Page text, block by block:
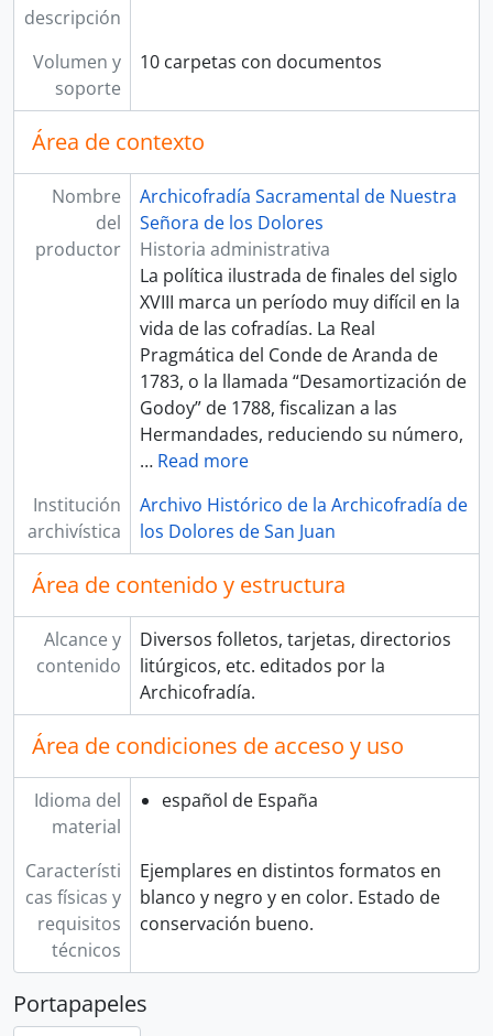
descripción
Volumen y
soporte
10 carpetas con documentos
Área de contexto
Nombre
del
productor
Archicofradía Sacramental de Nuestra
Señora de los Dolores
Historia administrativa
La política ilustrada de finales del siglo
XVIII marca un período muy difícil en la
vida de las cofradías. La Real
Pragmática del Conde de Aranda de
1783, o la llamada “Desamortización de
Godoy” de 1788, fiscalizan a las
Hermandades, reduciendo su número,
… Read more
Institución
archivística
Archivo Histórico de la Archicofradía de
los Dolores de San Juan
Área de contenido y estructura
Alcance y
contenido
Diversos folletos, tarjetas, directorios
litúrgicos, etc. editados por la
Archicofradía.
Área de condiciones de acceso y uso
Idioma del
material
español de España
Característi
cas físicas y
requisitos
técnicos
Ejemplares en distintos formatos en
blanco y negro y en color. Estado de
conservación bueno.
Portapapeles